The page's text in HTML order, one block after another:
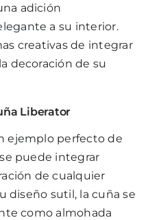
adición
a su interior.
creativas de integrar
decoración de su
Liberator
ejemplo perfecto de
puede integrar
de cualquier
diseño sutil, la cuña se
como almohada